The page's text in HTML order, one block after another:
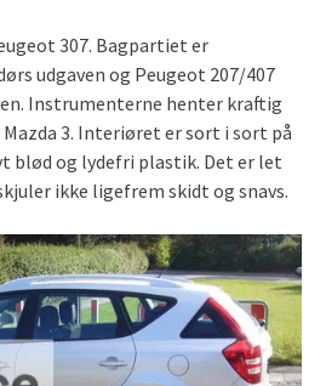
307. Bagpartiet er
udgaven og Peugeot 207/407
Instrumenterne henter kraftig
3. Interiøret er sort i sort på
blød og lydefri plastik. Det er let
ikke ligefrem skidt og snavs.